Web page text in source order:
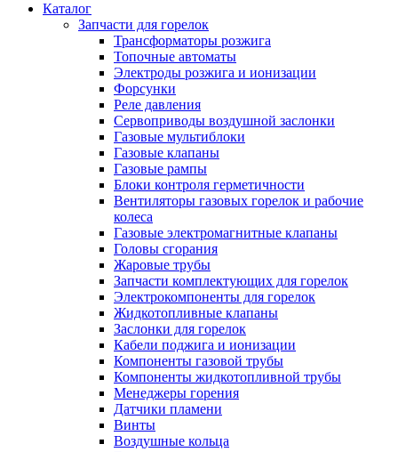
Каталог
Запчасти для горелок
Трансформаторы розжига
Топочные автоматы
Электроды розжига и ионизации
Форсунки
Реле давления
Сервоприводы воздушной заслонки
Газовые мультиблоки
Газовые клапаны
Газовые рампы
Блоки контроля герметичности
Вентиляторы газовых горелок и рабочие
колеса
Газовые электромагнитные клапаны
Головы сгорания
Жаровые трубы
Запчасти комплектующих для горелок
Электрокомпоненты для горелок
Жидкотопливные клапаны
Заслонки для горелок
Кабели поджига и ионизации
Компоненты газовой трубы
Компоненты жидкотопливной трубы
Менеджеры горения
Датчики пламени
Винты
Воздушные кольца